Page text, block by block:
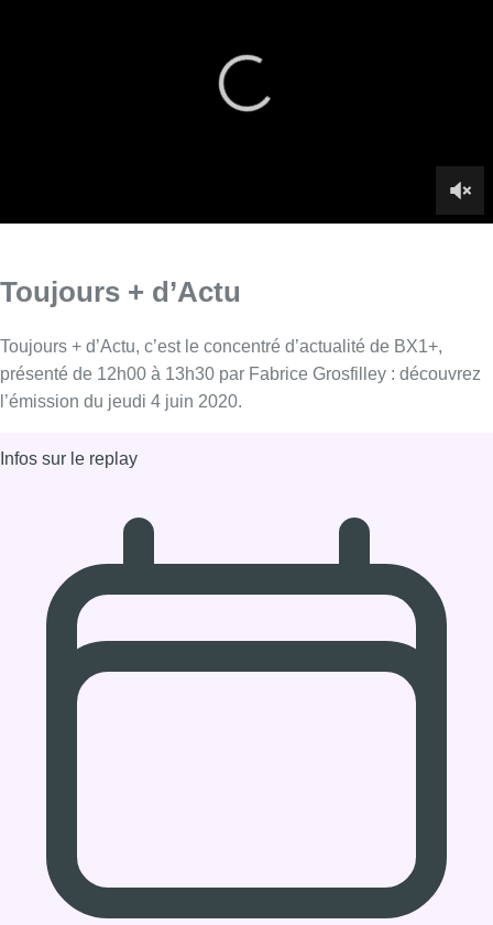
Toujours + d’Actu, c’est le concentré d’actualité de BX1+,
présenté de 12h00 à 13h30 par Fabrice Grosfilley : découvrez
04/06/2020 à 12:00